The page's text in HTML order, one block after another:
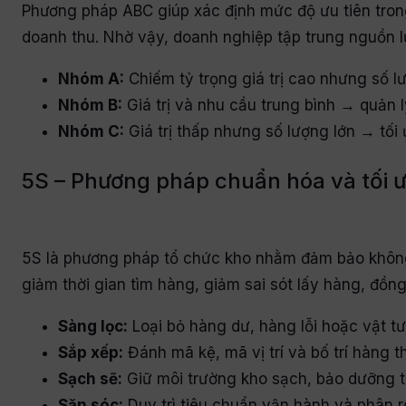
Phương pháp ABC giúp xác định mức độ ưu tiên
doanh thu. Nhờ vậy, doanh nghiệp tập trung nguồn
Nhóm A: Chiếm tỷ trọng giá trị cao nhưng số
Nhóm B: Giá trị và nhu cầu trung bình → quản
Nhóm C: Giá trị thấp nhưng số lượng lớn → tối
5S – Phương pháp chuẩn hóa và tối
5S là phương pháp tổ chức kho nhằm đảm bảo
giảm thời gian tìm hàng, giảm sai sót lấy hàng,
Sàng lọc: Loại bỏ hàng dư, hàng lỗi hoặc vật
Sắp xếp: Đánh mã kệ, mã vị trí và bố trí hàng
Sạch sẽ: Giữ môi trường kho sạch, bảo dưỡng